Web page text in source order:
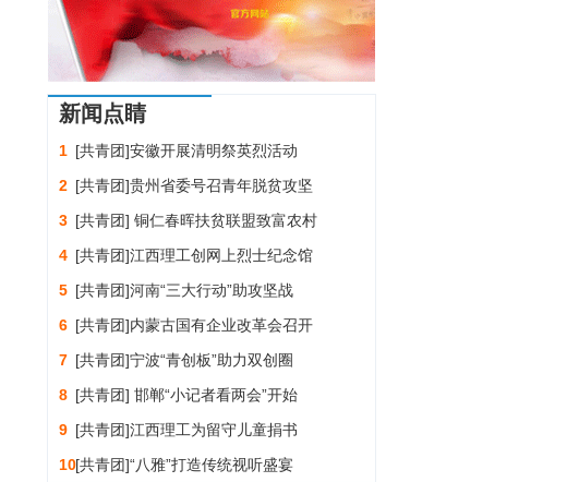
新闻点睛
1 [共青团]安徽开展清明祭英烈活动
2 [共青团]贵州省委号召青年脱贫攻坚
3 [共青团] 铜仁春晖扶贫联盟致富农村
4 [共青团]江西理工创网上烈士纪念馆
5 [共青团]河南“三大行动”助攻坚战
6 [共青团]内蒙古国有企业改革会召开
7 [共青团]宁波“青创板”助力双创圈
8 [共青团] 邯郸“小记者看两会”开始
9 [共青团]江西理工为留守儿童捐书
10[共青团]“八雅”打造传统视听盛宴